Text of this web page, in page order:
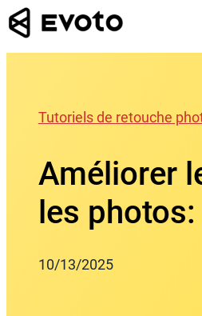
Skip
to
Tutoriels de retouche
Améliorer
les photos:
10/13/2025